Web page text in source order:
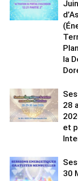
la
28
et
30